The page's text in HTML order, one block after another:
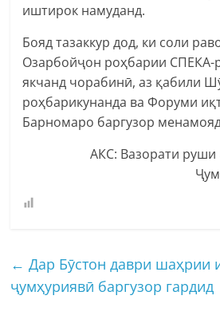
иштирок намуданд.
Бояд тазаккур дод, ки соли
Озарбойҷон роҳбарии СПЕКА-
якчанд чорабинӣ, аз қабили
роҳбарикунанда ва Форуми
Барномаро баргузор
АКС: Вазорати руши
← Дар Бӯстон даври шаҳрии
ҷумҳуриявӣ баргузор гардид